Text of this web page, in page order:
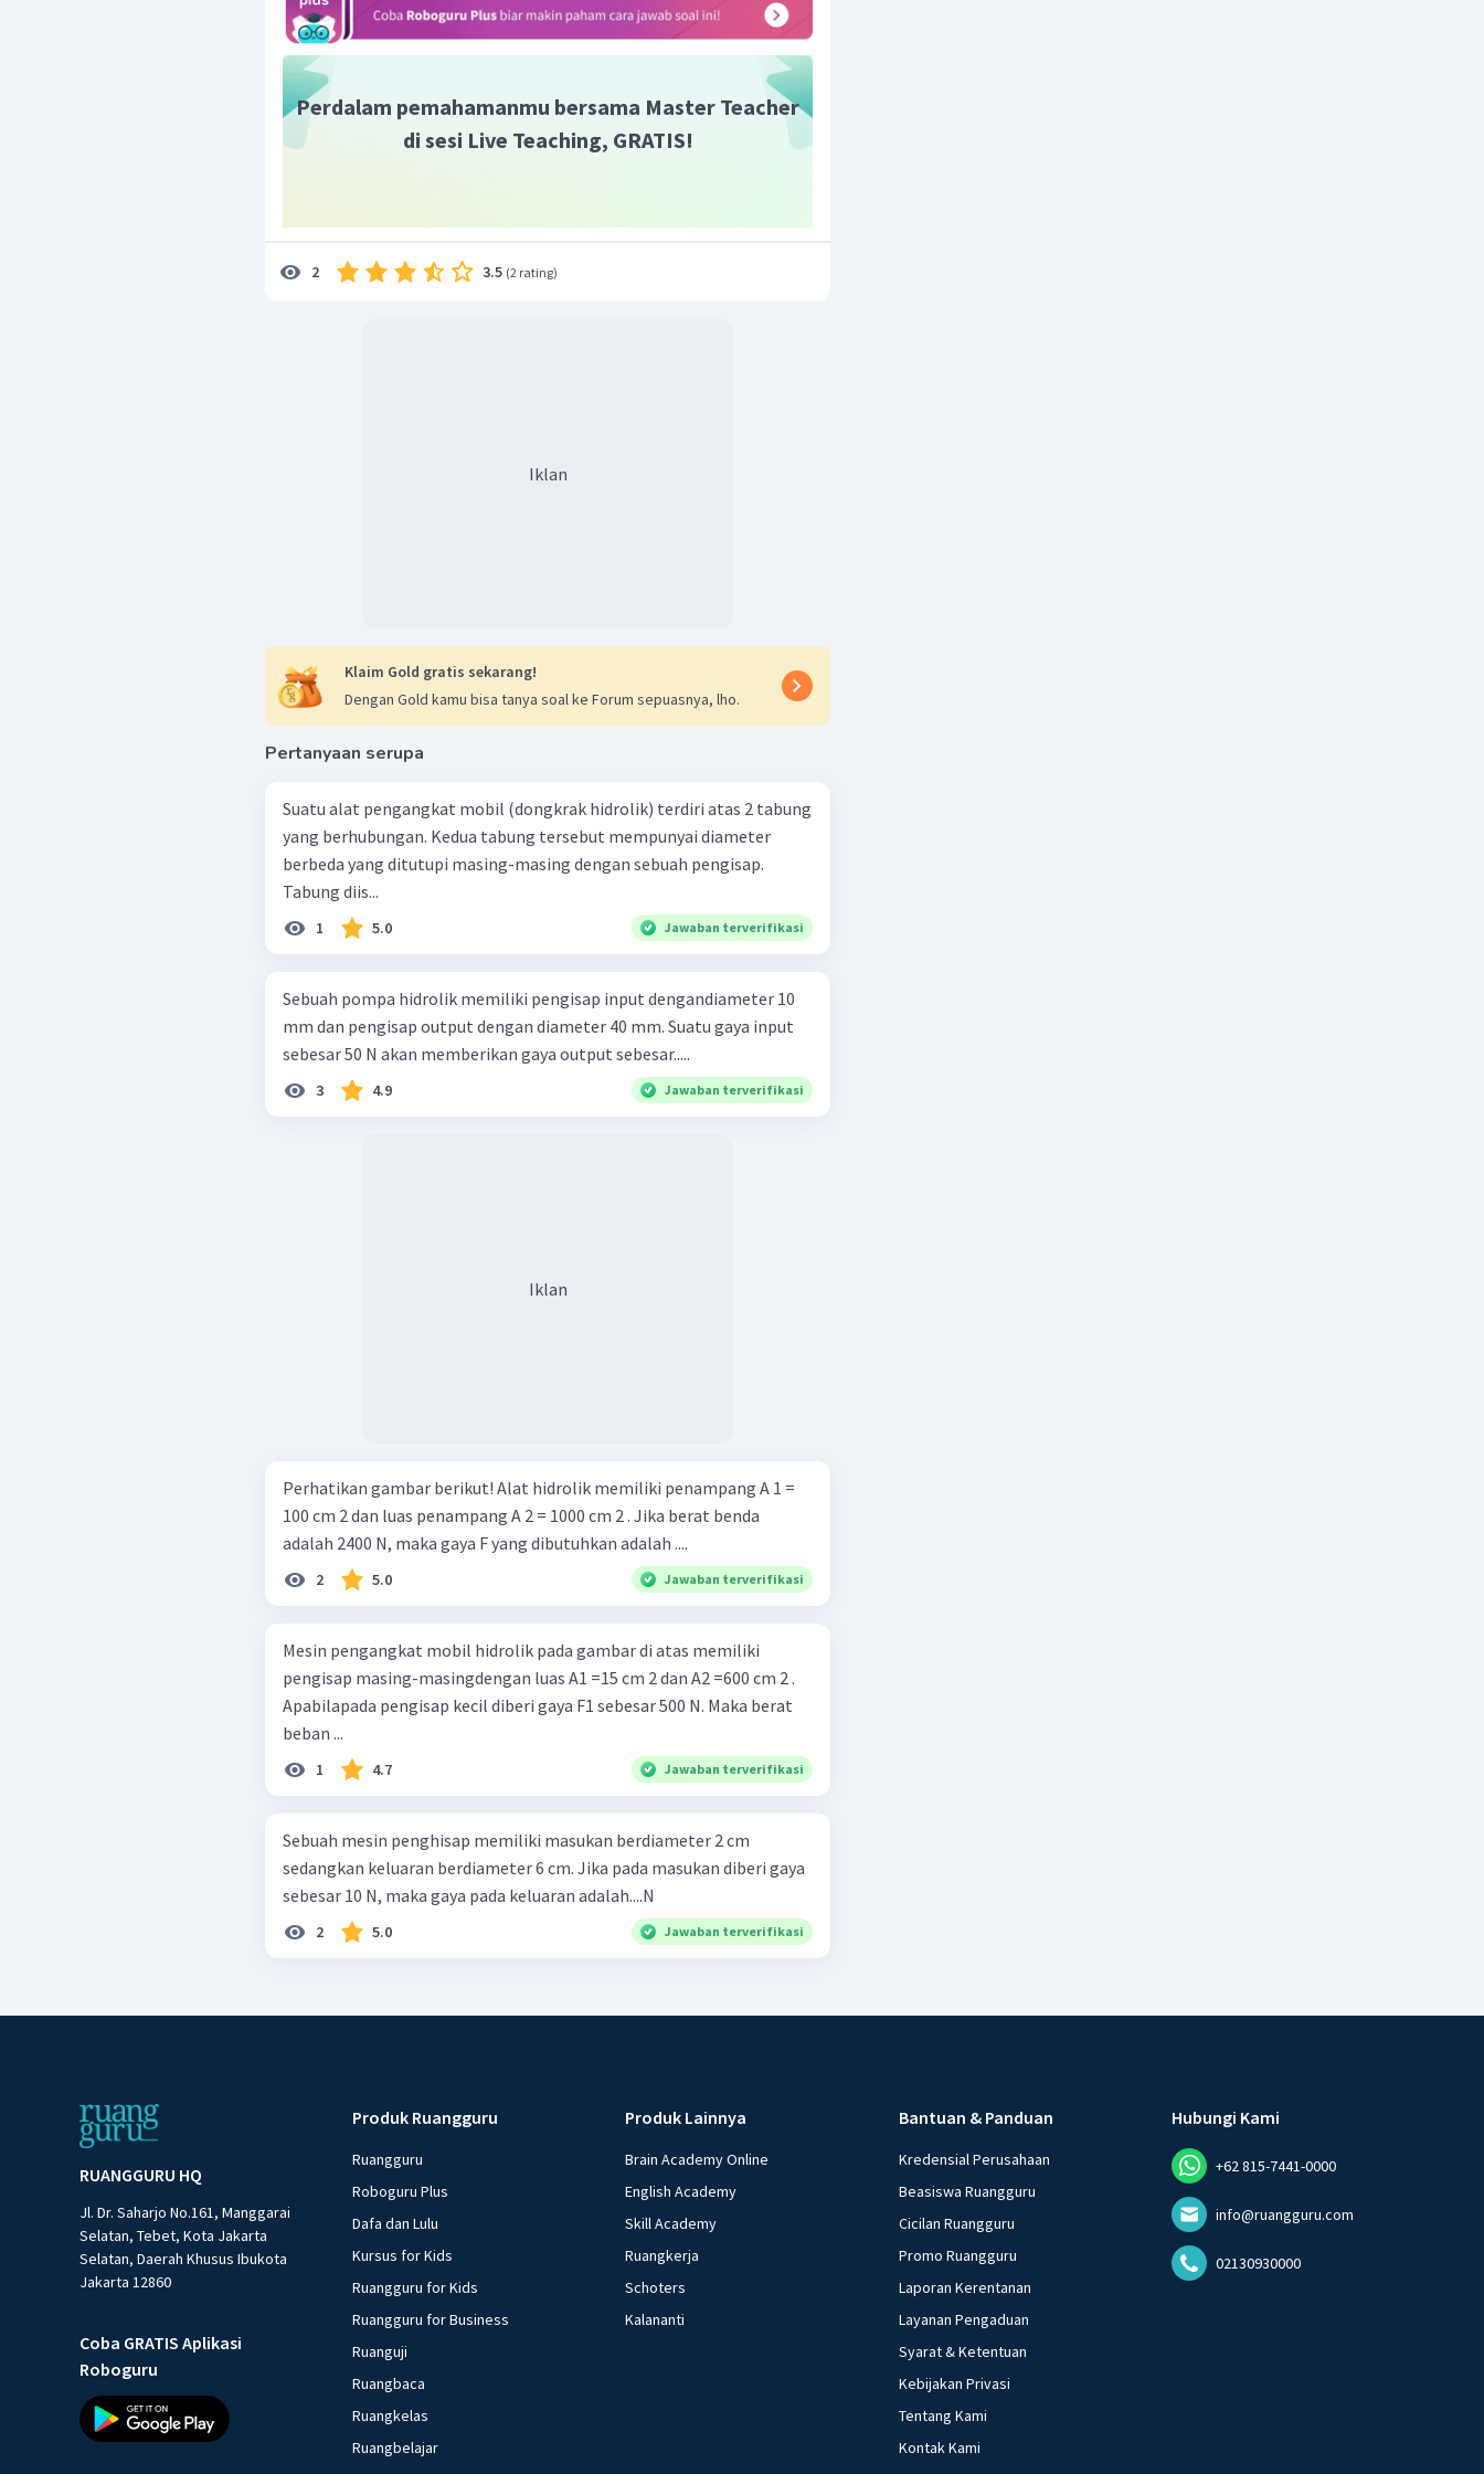
50×
F
=
=
1
(10
30×103 (50×10−4)
Dengan demikian gaya yang diperlukan untuk mengangkat
mobil adalah 150 N.
Perdalam pemahamanmu bersama Master Teacher
di sesi Live Teaching, GRATIS!
2 3.5 (2 rating)
Iklan
Klaim Gold gratis sekarang!
Dengan Gold kamu bisa tanya soal ke Forum sepuasnya, lho.
Pertanyaan serupa
Suatu alat pengangkat mobil (dongkrak hidrolik) terdiri atas 2 tabung
yang berhubungan. Kedua tabung tersebut mempunyai diameter
berbeda yang ditutupi masing-masing dengan sebuah pengisap.
Tabung diis...
1 5.0 Jawaban terverifikasi
Sebuah pompa hidrolik memiliki pengisap input dengandiameter 10
mm dan pengisap output dengan diameter 40 mm. Suatu gaya input
sebesar 50 N akan memberikan gaya output sebesar.....
3 4.9 Jawaban terverifikasi
Iklan
Perhatikan gambar berikut! Alat hidrolik memiliki penampang A 1 =
100 cm 2 dan luas penampang A 2 = 1000 cm 2 . Jika berat benda
adalah 2400 N, maka gaya F yang dibutuhkan adalah ....
2 5.0 Jawaban terverifikasi
Mesin pengangkat mobil hidrolik pada gambar di atas memiliki
pengisap masing-masingdengan luas A1 =15 cm 2 dan A2 =600 cm 2 .
Apabilapada pengisap kecil diberi gaya F1 sebesar 500 N. Maka berat
beban ...
1 4.7 Jawaban terverifikasi
Sebuah mesin penghisap memiliki masukan berdiameter 2 cm
sedangkan keluaran berdiameter 6 cm. Jika pada masukan diberi gaya
sebesar 10 N, maka gaya pada keluaran adalah....N
2 5.0 Jawaban terverifikasi
RUANGGURU HQ
Jl. Dr. Saharjo No.161, Manggarai
Selatan, Tebet, Kota Jakarta
Selatan, Daerah Khusus Ibukota
Jakarta 12860
Coba GRATIS Aplikasi
Roboguru
Produk Ruangguru
Ruangguru
Roboguru Plus
Dafa dan Lulu
Kursus for Kids
Ruangguru for Kids
Ruangguru for Business
Ruanguji
Ruangbaca
Ruangkelas
Ruangbelajar
Produk Lainnya
Brain Academy Online
English Academy
Skill Academy
Ruangkerja
Schoters
Kalananti
Bantuan & Panduan
Kredensial Perusahaan
Beasiswa Ruangguru
Cicilan Ruangguru
Promo Ruangguru
Laporan Kerentanan
Layanan Pengaduan
Syarat & Ketentuan
Kebijakan Privasi
Tentang Kami
Kontak Kami
Hubungi Kami
+62 815-7441-0000
info@ruangguru.com
02130930000